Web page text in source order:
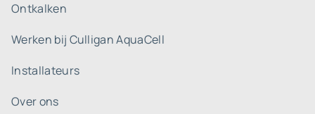
Ontkalken
Werken bij Culligan AquaCell
Installateurs
Over ons